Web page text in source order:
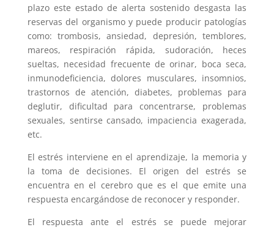
plazo este estado de alerta sostenido desgasta las
reservas del organismo y puede producir patologías
como: trombosis, ansiedad, depresión, temblores,
mareos, respiración rápida, sudoración, heces
sueltas, necesidad frecuente de orinar, boca seca,
inmunodeficiencia, dolores musculares, insomnios,
trastornos de atención, diabetes, problemas para
deglutir, dificultad para concentrarse, problemas
sexuales, sentirse cansado, impaciencia exagerada,
etc.
El estrés interviene en el aprendizaje, la memoria y
la toma de decisiones. El origen del estrés se
encuentra en el cerebro que es el que emite una
respuesta encargándose de reconocer y responder.
El respuesta ante el estrés se puede mejorar